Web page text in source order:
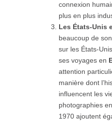
connexion
plus en plus
Les États-Unis
beaucoup de
sur les États-
ses voyages en
attention
manière dont
influencent les
photographies en
1970 ajoutent